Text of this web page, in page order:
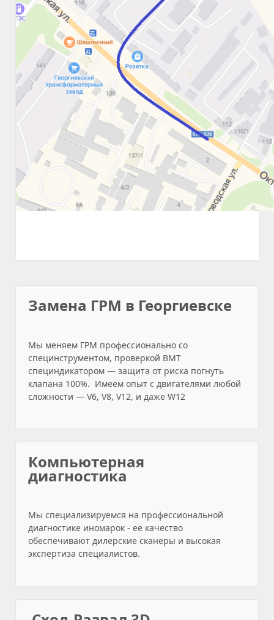
Замена ГРМ в Георгиевске
Мы меняем ГРМ профессионально со
специнструментом, проверкой ВМТ
специндикатором — защита от риска погнуть
клапана 100%. Имеем опыт с двигателями любой
сложности — V6, V8, V12, и даже W12
Компьютерная
диагностика
Мы специализируемся на профессиональной
диагностике иномарок - ее качество
обеспечивают дилерские сканеры и высокая
экспертиза специалистов.